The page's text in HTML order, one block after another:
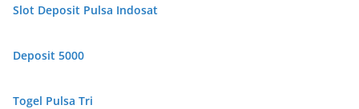
Slot Deposit Pulsa Indosat
Deposit 5000
Togel Pulsa Tri